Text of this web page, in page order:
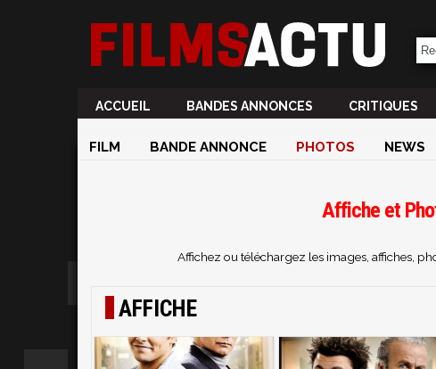
ACCUEIL BANDES ANNONCES CRITIQUES
FILM BANDE ANNONCE PHOTOS NEWS
Affiche et
Affichez ou téléchargez les images, affiches,
AFFICHE